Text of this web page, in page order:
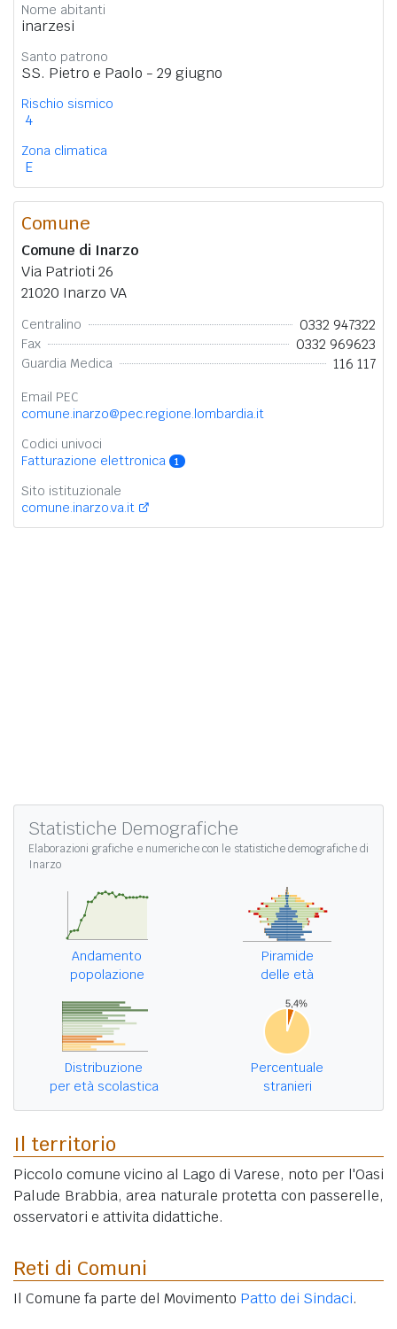
Nome abitanti
inarzesi
Santo patrono
SS. Pietro e Paolo - 29 giugno
Rischio sismico
4
Zona climatica
E
Comune
Comune di Inarzo
Via Patrioti 26
21020 Inarzo VA
Centralino 0332 947322
Fax 0332 969623
Guardia Medica 116 117
Email PEC
comune.inarzo@pec.regione.lombardia.it
Codici univoci
Fatturazione elettronica
1
Sito istituzionale
comune.inarzo.va.it
Statistiche Demografiche
Elaborazioni grafiche e numeriche con le statistiche demografiche di
Inarzo
Andamento
popolazione
Piramide
delle età
Distribuzione
per età scolastica
Percentuale
stranieri
Il territorio
Piccolo comune vicino al Lago di Varese, noto per l'Oasi
Palude Brabbia, area naturale protetta con passerelle,
osservatori e attivita didattiche.
Reti di Comuni
Il Comune fa parte del Movimento Patto dei Sindaci.